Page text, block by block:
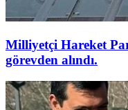
Milliyetçi Hareket
görevden alındı.